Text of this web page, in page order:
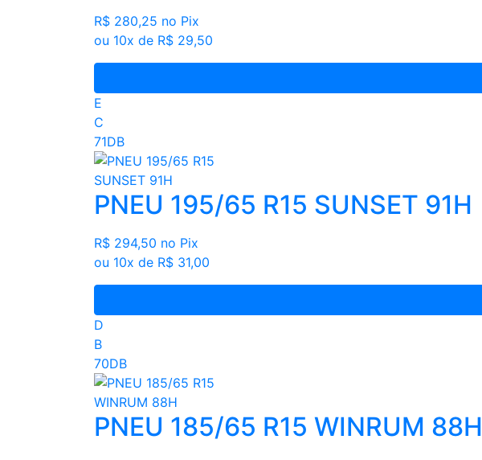
R$ 280,25 no Pix
ou 10x de R$ 29,50
E
C
71DB
PNEU 195/65 R15 SUNSET 91H
R$ 294,50 no Pix
ou 10x de R$ 31,00
D
B
70DB
PNEU 185/65 R15 WINRUM 88H